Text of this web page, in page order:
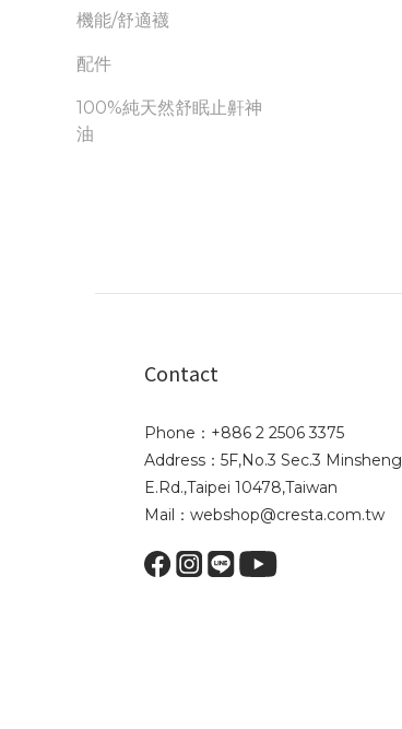
機能/舒適襪
配件
100%純天然舒眠止鼾神
油
Contact
Phone：+886 2 2506 3375
Address：5F,No.3 Sec.3 Minsheng
E.Rd.,Taipei 10478,Taiwan
Mail：webshop@cresta.com.tw